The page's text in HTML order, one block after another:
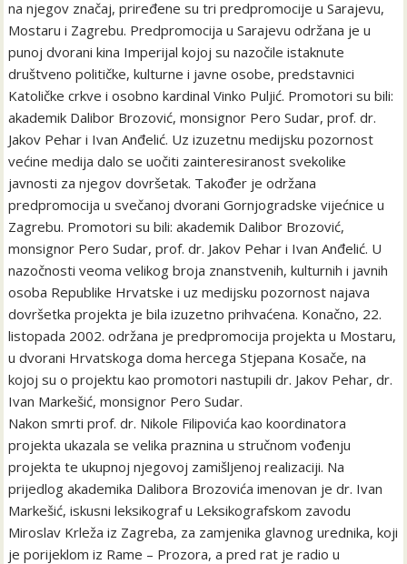
na njegov značaj, priređene su tri predpromocije u Sarajevu,
Mostaru i Zagrebu. Predpromocija u Sarajevu održana je u
punoj dvorani kina Imperijal kojoj su nazočile istaknute
društveno političke, kulturne i javne osobe, predstavnici
Katoličke crkve i osobno kardinal Vinko Puljić. Promotori su bili:
akademik Dalibor Brozović, monsignor Pero Sudar, prof. dr.
Jakov Pehar i Ivan Anđelić. Uz izuzetnu medijsku pozornost
većine medija dalo se uočiti zainteresiranost svekolike
javnosti za njegov dovršetak. Također je održana
predpromocija u svečanoj dvorani Gornjogradske vijećnice u
Zagrebu. Promotori su bili: akademik Dalibor Brozović,
monsignor Pero Sudar, prof. dr. Jakov Pehar i Ivan Anđelić. U
nazočnosti veoma velikog broja znanstvenih, kulturnih i javnih
osoba Republike Hrvatske i uz medijsku pozornost najava
dovršetka projekta je bila izuzetno prihvaćena. Konačno, 22.
listopada 2002. održana je predpromocija projekta u Mostaru,
u dvorani Hrvatskoga doma hercega Stjepana Kosače, na
kojoj su o projektu kao promotori nastupili dr. Jakov Pehar, dr.
Ivan Markešić, monsignor Pero Sudar.
Nakon smrti prof. dr. Nikole Filipovića kao koordinatora
projekta ukazala se velika praznina u stručnom vođenju
projekta te ukupnoj njegovoj zamišljenoj realizaciji. Na
prijedlog akademika Dalibora Brozovića imenovan je dr. Ivan
Markešić, iskusni leksikograf u Leksikografskom zavodu
Miroslav Krleža iz Zagreba, za zamjenika glavnog urednika, koji
je porijeklom iz Rame – Prozora, a pred rat je radio u